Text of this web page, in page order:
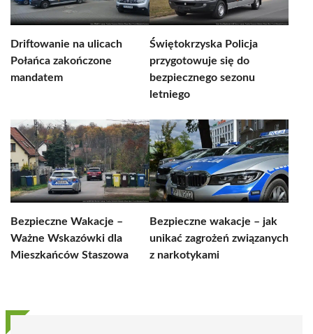
Driftowanie na ulicach
Połańca zakończone
mandatem
Świętokrzyska Policja
przygotowuje się do
bezpiecznego sezonu
letniego
Bezpieczne Wakacje –
Ważne Wskazówki dla
Mieszkańców Staszowa
Bezpieczne wakacje – jak
unikać zagrożeń związanych
z narkotykami